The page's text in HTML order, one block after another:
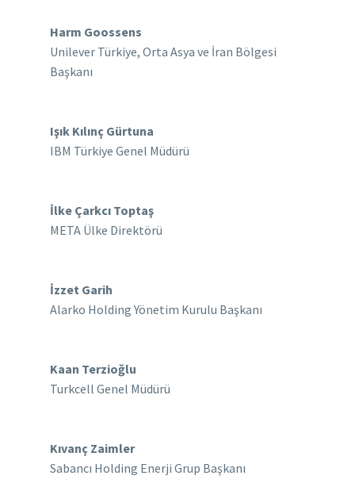
Harm Goossens
Unilever Türkiye, Orta Asya ve İran Bölgesi
Başkanı
Işık Kılınç Gürtuna
IBM Türkiye Genel Müdürü
İlke Çarkcı Toptaş
META Ülke Direktörü
İzzet Garih
Alarko Holding Yönetim Kurulu Başkanı
Kaan Terzioğlu
Turkcell Genel Müdürü
Kıvanç Zaimler
Sabancı Holding Enerji Grup Başkanı